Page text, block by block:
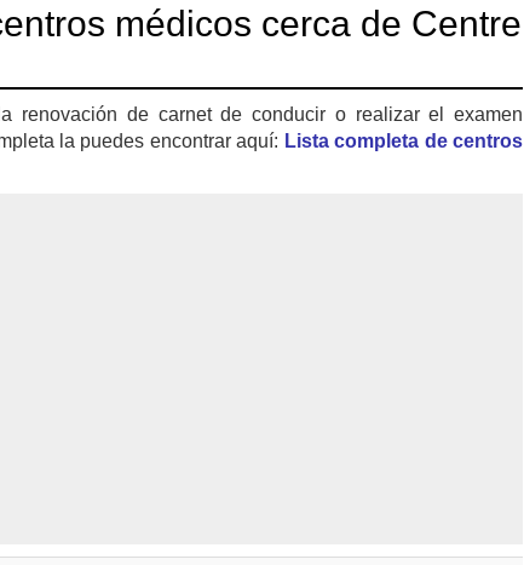
médicos cerca de Centre
renovación de carnet de conducir o realizar el examen
la puedes encontrar aquí: Lista completa de centros